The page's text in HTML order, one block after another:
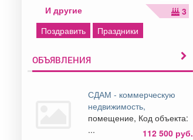
И другие
3
Поздравить
Праздники
ОБЪЯВЛЕНИЯ
СДАМ - коммерческую
недвижимость,
помещение, Код объекта:
...
112 500 руб.